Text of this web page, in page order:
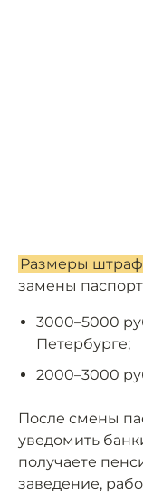
Размеры
замены
3000–5000
Петербурге;
2000–3000
После смены
уведомить
получаете
заведение,